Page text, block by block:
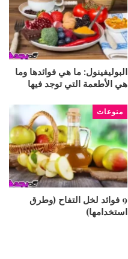
البوليفينول: ما هي فوائدها وما
هي الأطعمة التي توجد فيها
منوعات
9 فوائد لخل التفاح (وطرق
استخدامها)